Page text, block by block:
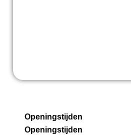
Openingstijden
Openingstijden